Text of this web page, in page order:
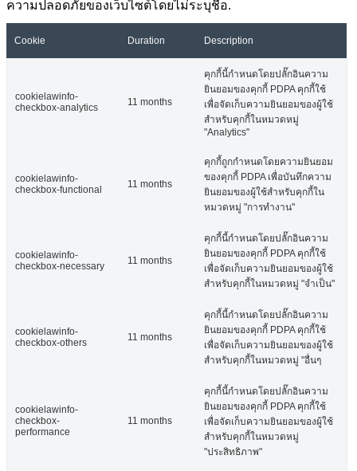
ความปลอดภัยของเว็บไซต์โดยไม่ระบุชื่อ.
Cookie Duration Description
cookielawinfo-
checkbox-analytics
11 months
คุกกี้นี้กำหนดโดยปลั๊กอินความ
ยินยอมของคุกกี้ PDPA คุกกี้ใช้
เพื่อจัดเก็บความยินยอมของผู้ใช้
สำหรับคุกกี้ในหมวดหมู่
"Analytics"
cookielawinfo-
checkbox-functional
11 months
คุกกี้ถูกกำหนดโดยความยินยอม
ของคุกกี้ PDPA เพื่อบันทึกความ
ยินยอมของผู้ใช้สำหรับคุกกี้ใน
หมวดหมู่ "การทำงาน"
cookielawinfo-
checkbox-necessary
11 months
คุกกี้นี้กำหนดโดยปลั๊กอินความ
ยินยอมของคุกกี้ PDPA คุกกี้ใช้
เพื่อจัดเก็บความยินยอมของผู้ใช้
สำหรับคุกกี้ในหมวดหมู่ "จำเป็น"
cookielawinfo-
checkbox-others
11 months
คุกกี้นี้กำหนดโดยปลั๊กอินความ
ยินยอมของคุกกี้ PDPA คุกกี้ใช้
เพื่อจัดเก็บความยินยอมของผู้ใช้
สำหรับคุกกี้ในหมวดหมู่ "อื่นๆ
cookielawinfo-
checkbox-
performance
11 months
คุกกี้นี้กำหนดโดยปลั๊กอินความ
ยินยอมของคุกกี้ PDPA คุกกี้ใช้
เพื่อจัดเก็บความยินยอมของผู้ใช้
สำหรับคุกกี้ในหมวดหมู่
"ประสิทธิภาพ"